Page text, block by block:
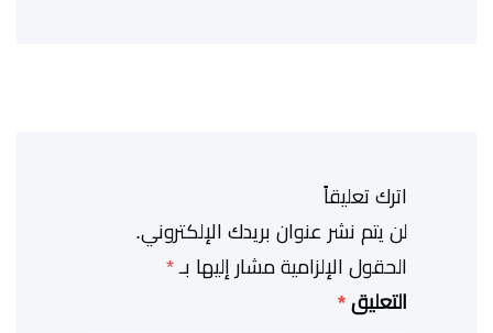
اترك تعليقاً
لن يتم نشر عنوان بريدك الإلكتروني.
الحقول الإلزامية مشار إليها بـ *
التعليق *